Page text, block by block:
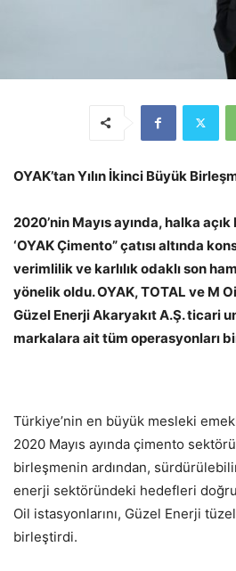
OYAK’tan Yılın İkinci Büyük
2020’nin Mayıs ayında, halka
‘OYAK Çimento” çatısı altında
verimlilik ve karlılık odaklı son
yönelik oldu. OYAK,TOTAL ve M
Güzel Enerji Akaryakıt A.Ş. ticari
markalara ait tüm operasyonları
Türkiye’nin en büyük mesleki
2020 Mayıs ayında çimento
birleşmenin ardından,
enerji sektöründeki hedefleri
Oil istasyonlarını, Güzel Enerji
birleştirdi.